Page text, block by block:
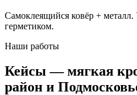
Самоклеящийся ковёр +
герметиком.
Наши работы
Кейсы — мягкая
район и